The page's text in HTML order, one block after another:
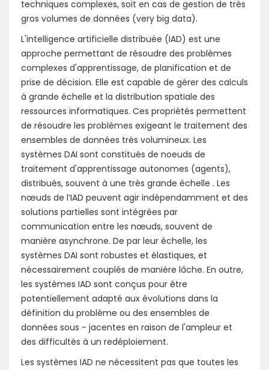
techniques complexes, soit en cas de gestion de très
gros volumes de données (very big data).
L'intelligence artificielle distribuée (IAD) est une
approche permettant de résoudre des problèmes
complexes d'apprentissage, de planification et de
prise de décision. Elle est capable de gérer des calculs
à grande échelle et la distribution spatiale des
ressources informatiques. Ces propriétés permettent
de résoudre les problèmes exigeant le traitement des
ensembles de données très volumineux. Les
systèmes DAI sont constitués de noeuds de
traitement d'apprentissage autonomes (agents),
distribués, souvent à une très grande échelle . Les
nœuds de l’IAD peuvent agir indépendamment et des
solutions partielles sont intégrées par
communication entre les nœuds, souvent de
manière asynchrone. De par leur échelle, les
systèmes DAI sont robustes et élastiques, et
nécessairement couplés de manière lâche. En outre,
les systèmes IAD sont conçus pour être
potentiellement adapté aux évolutions dans la
définition du problème ou des ensembles de
données sous - jacentes en raison de l'ampleur et
des difficultés à un redéploiement.
Les systèmes IAD ne nécessitent pas que toutes les